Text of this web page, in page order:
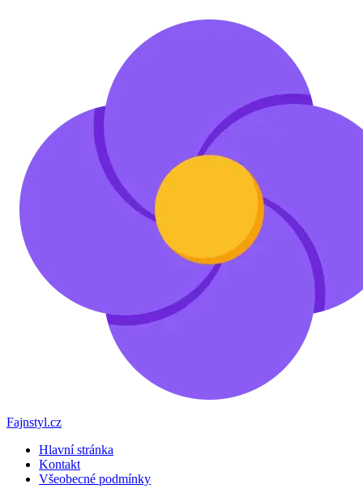
Fajnstyl.cz
Hlavní stránka
Kontakt
Všeobecné podmínky